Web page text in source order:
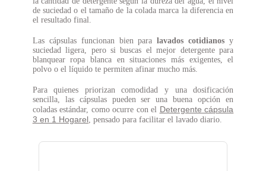
de suciedad o el tamaño de la colada marca la diferencia en
el resultado final.
Las cápsulas funcionan bien para lavados cotidianos y
suciedad ligera, pero si buscas el mejor detergente para
blanquear ropa blanca en situaciones más exigentes, el
polvo o el líquido te permiten afinar mucho más.
Para quienes priorizan comodidad y una dosificación
sencilla, las cápsulas pueden ser una buena opción en
coladas estándar, como ocurre con el Detergente cápsula
3 en 1 Hogarel , pensado para facilitar el lavado diario.